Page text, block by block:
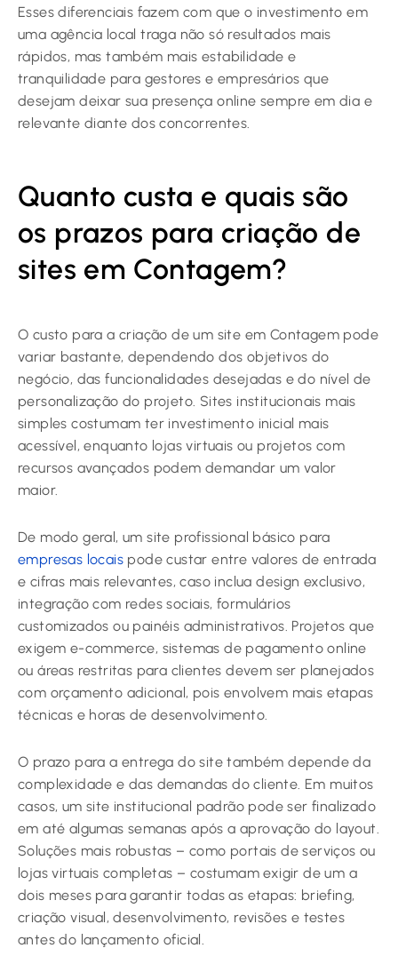
Esses diferenciais fazem com que o investimento em
uma agência local traga não só resultados mais
rápidos, mas também mais estabilidade e
tranquilidade para gestores e empresários que
desejam deixar sua presença online sempre em dia e
relevante diante dos concorrentes.
Quanto custa e quais são
os prazos para criação de
sites em Contagem?
O custo para a criação de um site em Contagem pode
variar bastante, dependendo dos objetivos do
negócio, das funcionalidades desejadas e do nível de
personalização do projeto. Sites institucionais mais
simples costumam ter investimento inicial mais
acessível, enquanto lojas virtuais ou projetos com
recursos avançados podem demandar um valor
maior.
De modo geral, um site profissional básico para
empresas locais pode custar entre valores de entrada
e cifras mais relevantes, caso inclua design exclusivo,
integração com redes sociais, formulários
customizados ou painéis administrativos. Projetos que
exigem e-commerce, sistemas de pagamento online
ou áreas restritas para clientes devem ser planejados
com orçamento adicional, pois envolvem mais etapas
técnicas e horas de desenvolvimento.
O prazo para a entrega do site também depende da
complexidade e das demandas do cliente. Em muitos
casos, um site institucional padrão pode ser finalizado
em até algumas semanas após a aprovação do layout.
Soluções mais robustas – como portais de serviços ou
lojas virtuais completas – costumam exigir de um a
dois meses para garantir todas as etapas: briefing,
criação visual, desenvolvimento, revisões e testes
antes do lançamento oficial.